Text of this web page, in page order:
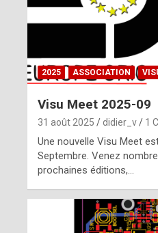
2025 ASSOCIATION
Visu Meet 2025-09
31 août 2025 didier_v 1
Une nouvelle Visu Meet
Septembre. Venez
prochaines éditions,…